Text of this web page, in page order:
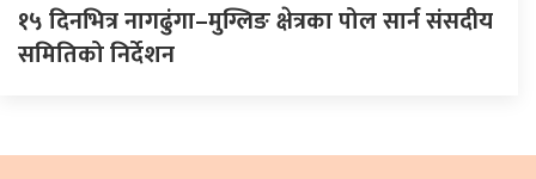
१५ दिनभित्र नागढुंगा–मुग्लिङ क्षेत्रका पोल सार्न संसदीय
समितिको निर्देशन